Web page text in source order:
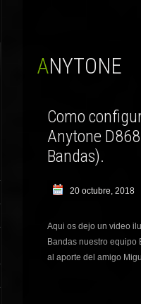
ANYTONE
Como
Anytone
Bandas).
20 octubre, 2018
Aqui os dejo un video
Bandas nuestro equipo
al aporte del amigo